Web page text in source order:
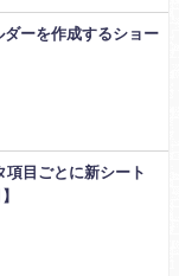
ダーを作成するショー
項目ごとに新シート